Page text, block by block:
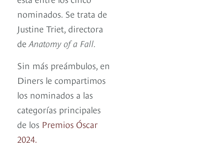
nominados. Se trata de
Justine Triet, directora
deAnatomy of a Fall.
Sin más preámbulos, en
Diners le compartimos
los nominados a las
categorías principales
de los Premios Óscar
2024.